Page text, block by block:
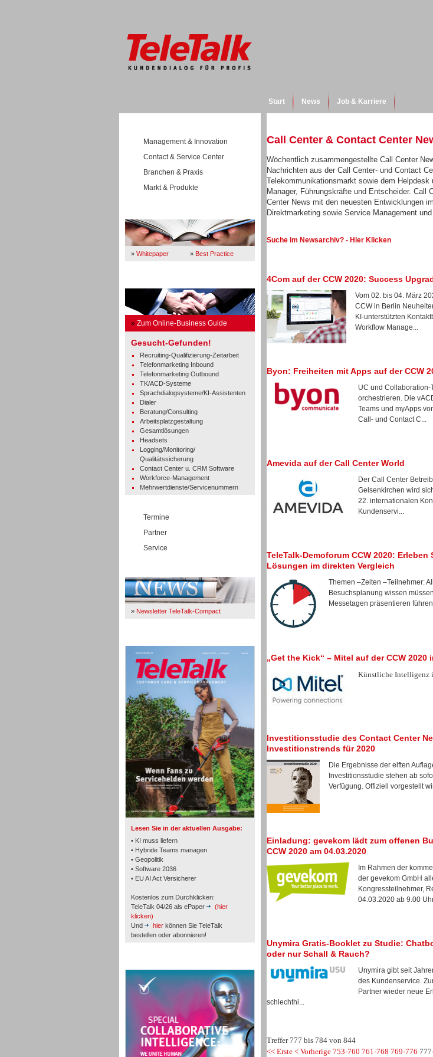
Start News Job & Karriere
Management & Innovation
Contact & Service Center
Branchen & Praxis
Markt & Produkte
» Whitepaper » Best Practice
» Zum Online-Business Guide
Gesucht-Gefunden!
Recruiting-Qualifizierung-Zeitarbeit
Telefonmarketing Inbound
Telefonmarketing Outbound
TK/ACD-Systeme
Sprachdialogsysteme/KI-Assistenten
Dialer
Beratung/Consulting
Arbeitsplatzgestaltung
Gesamtlösungen
Headsets
Logging/Monitoring/
Qualitätssicherung
Contact Center u. CRM Software
Workforce-Management
Mehrwertdienste/Servicenummern
Termine
Partner
Service
» Newsletter TeleTalk-Compact
Lesen Sie in der aktuellen Ausgabe:
• KI muss liefern
• Hybride Teams managen
• Geopolitik
• Software 2036
• EU AI Act Versicherer
Kostenlos zum Durchklicken:
TeleTalk 04/26 als ePaper
(hier
klicken)
Und
hier können Sie TeleTalk
bestellen oder abonnieren!
TK- und ACD-Systeme
Workforce-Management
Personal
Call Center & Contact Center
Wöchentlich zusammengestellte Call Center
Nachrichten aus der Call Center- und Contact
Telekommunikationsmarkt sowie dem Helpdesk
Manager, Führungskräfte und Entscheider. Call
Center News mit den neuesten Entwicklungen
Direktmarketing sowie Service Management
Suche im Newsarchiv? - Hier Klicken
4Com auf der CCW 2020: Success
Vom 02. bis 04. März
CCW in Berlin
KI-unterstützten
Workflow Manage...
Byon: Freiheiten mit Apps auf der CCW
UC und Collaboration-
orchestrieren. Die
Teams und myApps
Call- und Contact C...
Amevida auf der Call Center World
Der Call Center
Gelsenkirchen wird
22. internationalen
Kundenservi...
TeleTalk-Demoforum CCW 2020: Erleben
Lösungen im direkten Vergleich
Themen –Zeiten –Teilnehmer:
Besuchsplanung wissen
Messetagen präsentieren
„Get the Kick“ – Mitel auf der CCW 2020
Künstliche Intelligenz
Investitionsstudie des Contact Center
Investitionstrends für 2020
Die Ergebnisse der elften
Investitionsstudie stehen ab
Verfügung. Offiziell vorgestellt
Einladung: gevekom lädt zum offenen
CCW 2020 am 04.03.2020
Im Rahmen der
der gevekom GmbH
Kongressteilnehmer,
04.03.2020 ab 9.00
Unymira Gratis-Booklet zu Studie:
oder nur Schall & Rauch?
Unymira gibt seit
des Kundenservice.
Partner wieder neue
schlechthi...
Treffer 777 bis 784 von 844
<< Erste < Vorherige 753-760 761-768 769-776